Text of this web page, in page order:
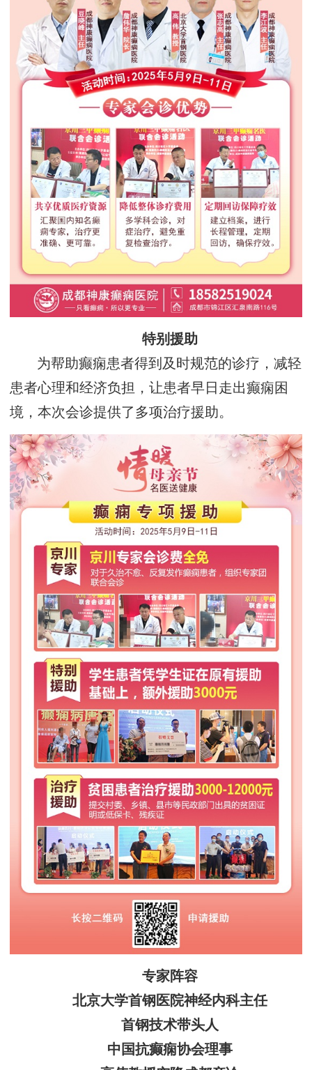
特别援助
为帮助癫痫患者得到及时规范的诊疗，减轻
患者心理和经济负担，让患者早日走出癫痫困
境，本次会诊提供了多项治疗援助。
专家阵容
北京大学首钢医院神经内科主任
首钢技术带头人
中国抗癫痫协会理事